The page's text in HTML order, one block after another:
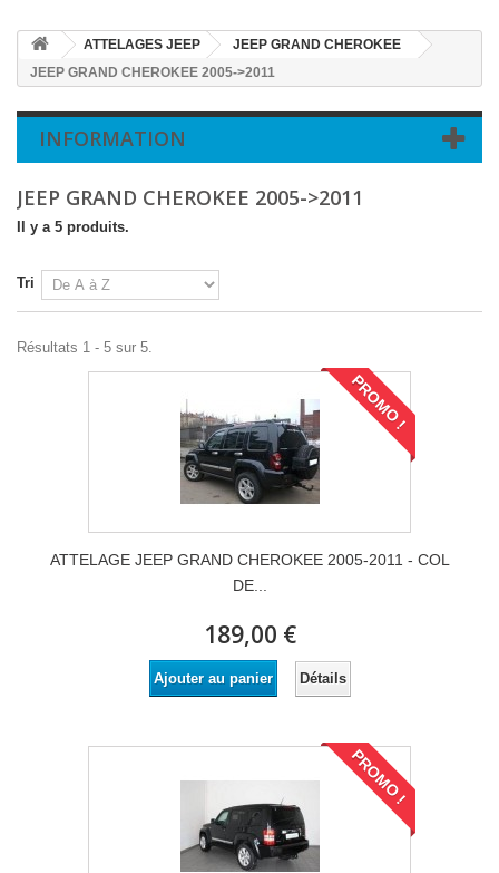
ATTELAGES JEEP
JEEP GRAND CHEROKEE
JEEP GRAND CHEROKEE 2005->2011
INFORMATION
JEEP GRAND CHEROKEE 2005->2011
Il y a 5 produits.
Tri
Résultats 1 - 5 sur 5.
PROMO !
ATTELAGE JEEP GRAND CHEROKEE 2005-2011 - COL
DE...
189,00 €
Ajouter au panier Détails
PROMO !